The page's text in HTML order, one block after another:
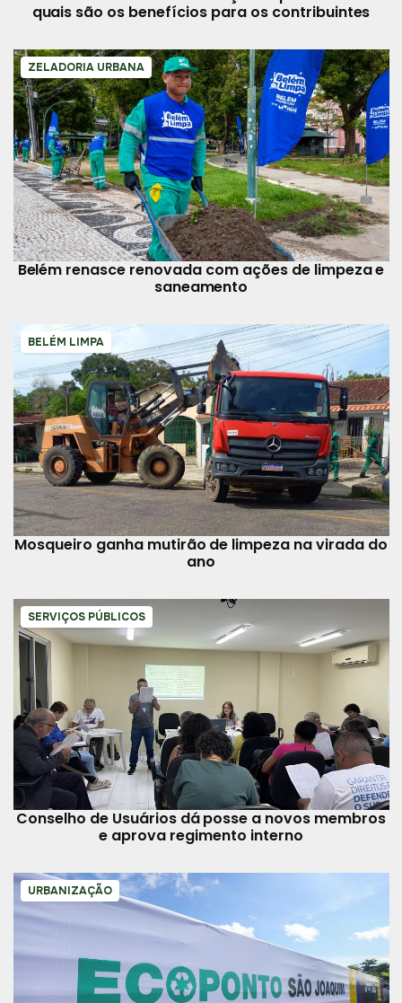
quais são os benefícios para os contribuintes
ZELADORIA URBANA
Belém renasce renovada com ações de limpeza e
saneamento
BELÉM LIMPA
Mosqueiro ganha mutirão de limpeza na virada do
ano
SERVIÇOS PÚBLICOS
Conselho de Usuários dá posse a novos membros
e aprova regimento interno
URBANIZAÇÃO